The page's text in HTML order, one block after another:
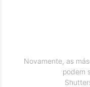
Novamente, as
podem